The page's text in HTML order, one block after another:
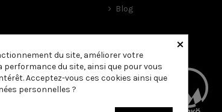
Blog
×
du site, améliorer votre
du site, ainsi que pour vous
Acceptez-vous ces cookies ainsi que
personnelles ?